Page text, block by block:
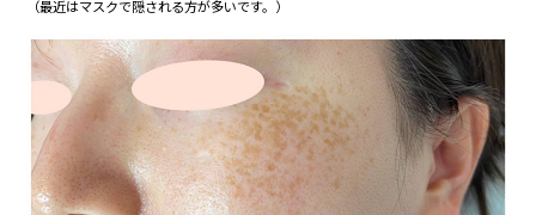
（最近はマスクで隠される方が多いです。）